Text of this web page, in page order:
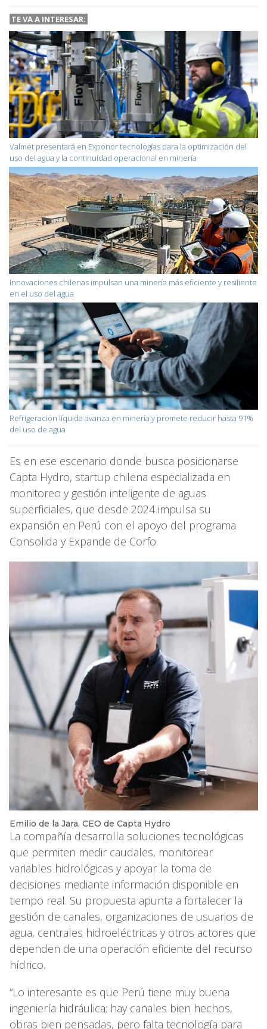
TE VA A INTERESAR:
Valmet presentará en Exponor tecnologías para la optimización del
uso del agua y la continuidad operacional en minería
Innovaciones chilenas impulsan una minería más eficiente y resiliente
en el uso del agua
Refrigeración líquida avanza en minería y promete reducir hasta 91%
del uso de agua
Es en ese escenario donde busca posicionarse
Capta Hydro, startup chilena especializada en
monitoreo y gestión inteligente de aguas
superficiales, que desde 2024 impulsa su
expansión en Perú con el apoyo del programa
Consolida y Expande de Corfo.
Emilio de la Jara, CEO de Capta Hydro
La compañía desarrolla soluciones tecnológicas
que permiten medir caudales, monitorear
variables hidrológicas y apoyar la toma de
decisiones mediante información disponible en
tiempo real. Su propuesta apunta a fortalecer la
gestión de canales, organizaciones de usuarios de
agua, centrales hidroeléctricas y otros actores que
dependen de una operación eficiente del recurso
hídrico.
“Lo interesante es que Perú tiene muy buena
ingeniería hidráulica; hay canales bien hechos,
obras bien pensadas, pero falta tecnología para